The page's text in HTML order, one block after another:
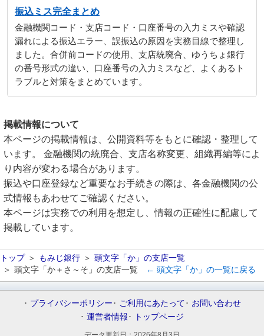
振込ミス完全まとめ
金融機関コード・支店コード・口座番号の入力ミスや確認
漏れによる振込エラー、誤振込の原因を実務目線で整理し
ました。合併前コードの使用、支店統廃合、ゆうちょ銀行
の番号形式の違い、口座番号の入力ミスなど、よくあるト
ラブルと対策をまとめています。
掲載情報について
本ページの掲載情報は、公開資料等をもとに確認・整理して
います。 金融機関の統廃合、支店名称変更、組織再編等によ
り内容が変わる場合があります。
振込や口座登録など重要なお手続きの際は、各金融機関の公
式情報もあわせてご確認ください。
本ページは実務での利用を想定し、情報の正確性に配慮して
掲載しています。
トップ もみじ銀行
頭文字「か」の支店一覧
頭文字「か＋さ～そ」の支店一覧
← 頭文字「か」の一覧に戻る
プライバシーポリシー ご利用にあたって
お問い合わせ
運営者情報
トップページ